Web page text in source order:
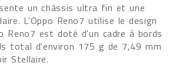
un châssis ultra fin et une
L'Oppo Reno7 utilise le design
Reno7 est doté d'un cadre à bords
total d'environ 175 g de 7,49 mm
Stellaire.